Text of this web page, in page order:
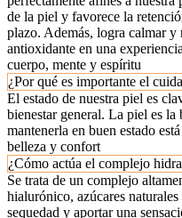
de la piel y favorece la
plazo. Además, logra calmar y
antioxidante en una
cuerpo, mente y espíritu
¿Por qué es importante el
El estado de nuestra piel es
bienestar general. La piel es
mantenerla en buen estado
belleza y confort
¿Cómo actúa el complejo
Se trata de un complejo
hialurónico, azúcares
sequedad y aportar una